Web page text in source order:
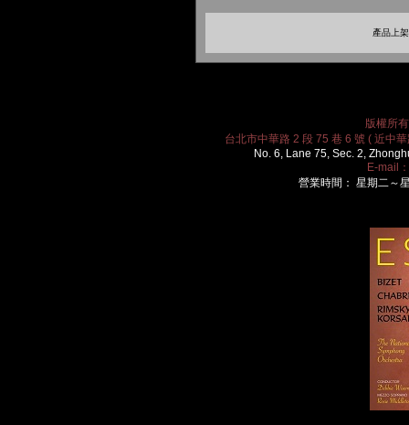
產品上
版權所
台北市中華路 2 段 75 巷 6 號 ( 近中
No. 6, Lane 75, Sec. 2,
E-mail：
營業時間： 星期二～